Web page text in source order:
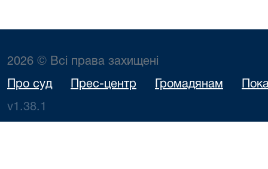
2026 © Всі права захищені
Про суд Прес-центр Громадянам
v1.38.1